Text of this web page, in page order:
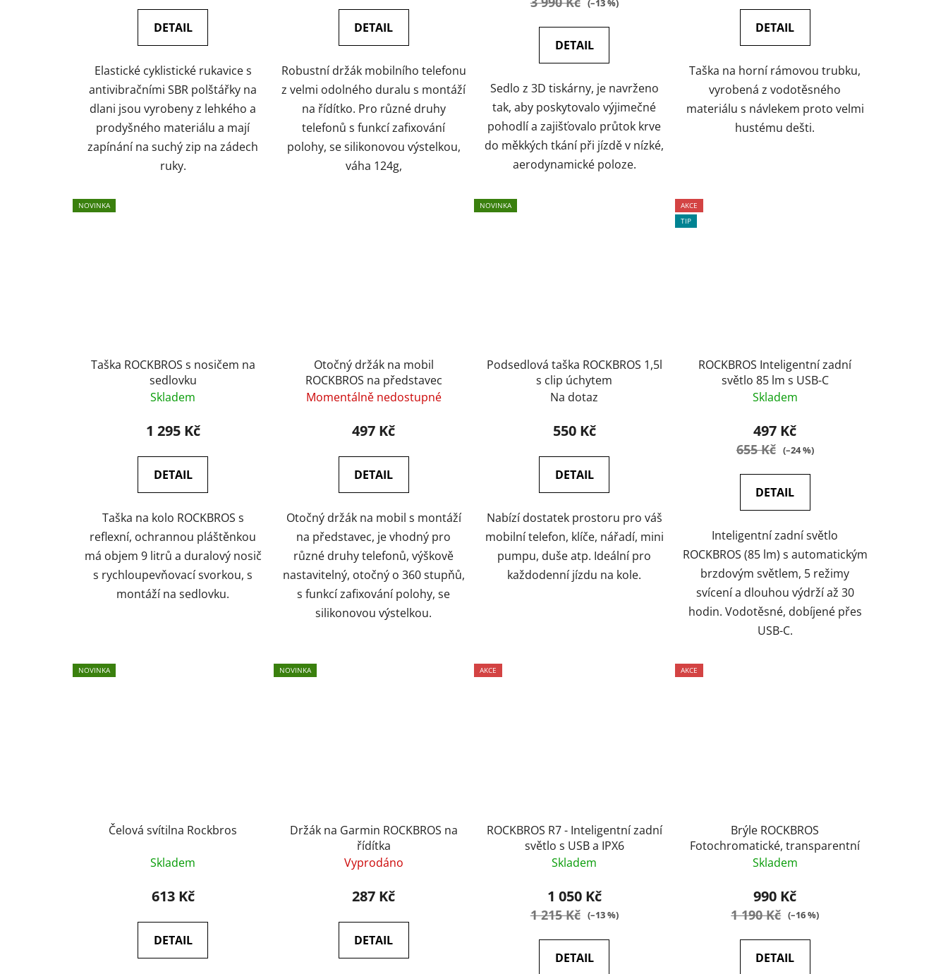
DETAIL
Elastické cyklistické rukavice s
antivibračními SBR polštářky na
dlani jsou vyrobeny z lehkého a
prodyšného materiálu a mají
zapínání na suchý zip na zádech
ruky.
DETAIL
Robustní držák mobilního telefonu
z velmi odolného duralu s montáží
na řídítko. Pro různé druhy
telefonů s funkcí zafixování
polohy, se silikonovou výstelkou,
váha 124g,
(–13 %)
DETAIL
Sedlo z 3D tiskárny, je navrženo
tak, aby poskytovalo výjimečné
pohodlí a zajišťovalo průtok krve
do měkkých tkání při jízdě v nízké,
aerodynamické poloze.
DETAIL
Taška na horní rámovou trubku,
vyrobená z vodotěsného
materiálu s návlekem proto velmi
hustému dešti.
NOVINKA
Taška ROCKBROS s nosičem na
sedlovku
Skladem
1 295 Kč
DETAIL
Taška na kolo ROCKBROS s
reflexní, ochrannou pláštěnkou
má objem 9 litrů a duralový nosič
s rychloupevňovací svorkou, s
montáží na sedlovku.
Otočný držák na mobil
ROCKBROS na představec
Momentálně nedostupné
497 Kč
DETAIL
Otočný držák na mobil s montáží
na představec, je vhodný pro
různé druhy telefonů, výškově
nastavitelný, otočný o 360 stupňů,
s funkcí zafixování polohy, se
silikonovou výstelkou.
NOVINKA
Podsedlová taška ROCKBROS 1,5l
s clip úchytem
Na dotaz
550 Kč
DETAIL
Nabízí dostatek prostoru pro váš
mobilní telefon, klíče, nářadí, mini
pumpu, duše atp. Ideální pro
každodenní jízdu na kole.
AKCE
TIP
ROCKBROS Inteligentní zadní
světlo 85 lm s USB-C
Skladem
497 Kč
655 Kč (–24 %)
DETAIL
Inteligentní zadní světlo
ROCKBROS (85 lm) s automatickým
brzdovým světlem, 5 režimy
svícení a dlouhou výdrží až 30
hodin. Vodotěsné, dobíjené přes
USB-C.
NOVINKA
Čelová svítilna Rockbros
Skladem
613 Kč
DETAIL
NOVINKA
Držák na Garmin ROCKBROS na
řídítka
Vyprodáno
287 Kč
DETAIL
AKCE
ROCKBROS R7 - Inteligentní zadní
světlo s USB a IPX6
Skladem
1 050 Kč
1 215 Kč (–13 %)
DETAIL
AKCE
Brýle ROCKBROS
Fotochromatické, transparentní
Skladem
990 Kč
1 190 Kč (–16 %)
DETAIL